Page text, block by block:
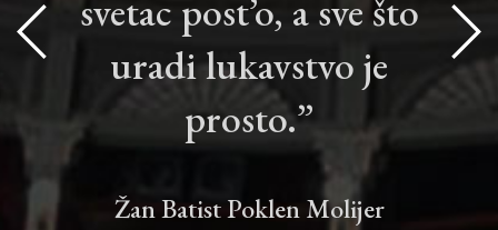
svetac post’o, a sve što
uradi lukavstvo je
prosto.”
Žan Batist Poklen Molijer